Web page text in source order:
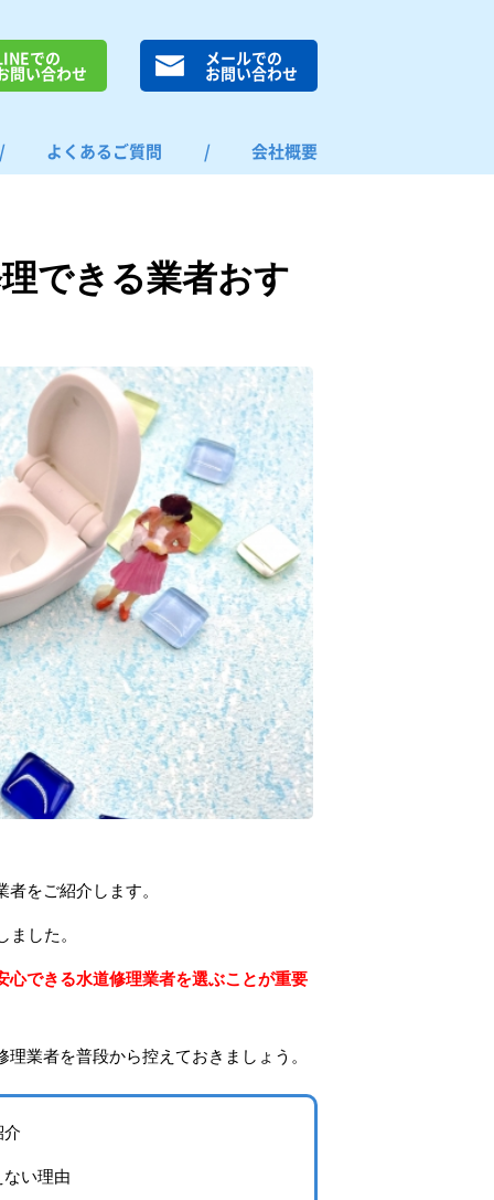
での
問い合わせ
メールでの
お問い合わせ
よくあるご質問 / 会社概要
できる業者おす
をご紹介します。
ました。
できる水道修理業者を選ぶことが重要
業者を普段から控えておきましょう。
い理由